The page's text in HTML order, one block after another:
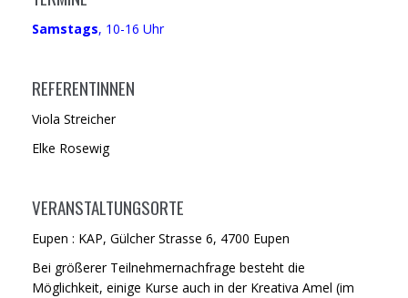
Samstags, 10-16 Uhr
REFERENTINNEN
Viola Streicher
Elke Rosewig
VERANSTALTUNGSORTE
Eupen : KAP, Gülcher Strasse 6, 4700 Eupen
Bei größerer Teilnehmernachfrage besteht die
Möglichkeit, einige Kurse auch in der Kreativa Amel (im